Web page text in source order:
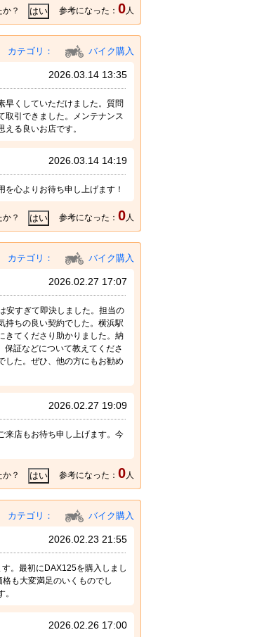
？ 参考になった： 0人
カテゴリ： バイク購入
2026.03.14 13:35
早くしていただけました。質問
取引できました。メンテナンス
る良いお店です。
2026.03.14 14:19
心よりお待ち申し上げます！
？ 参考になった： 0人
カテゴリ： バイク購入
2026.02.27 17:07
安すぎて即決しました。担当の
持ちの良い契約でした。横浜駅
きてくださり助かりました。納
証などについて教えてくださ
した。ぜひ、他の方にもお勧め
2026.02.27 19:09
来店もお待ち申し上げます。今
？ 参考になった： 0人
カテゴリ： バイク購入
2026.02.23 21:55
。最初にDAX125を購入しまし
も大変満足のいくものでし
2026.02.26 17:00